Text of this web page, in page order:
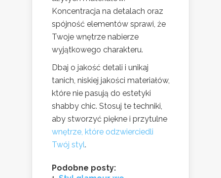
Koncentracja na detalach oraz
spójność elementów sprawi, że
Twoje wnętrze nabierze
wyjątkowego charakteru.
Dbaj o jakość detali i unikaj
tanich, niskiej jakości materiałów,
które nie pasują do estetyki
shabby chic. Stosuj te techniki,
aby stworzyć piękne i przytulne
wnętrze, które odzwierciedli
Twój styl.
Podobne posty: